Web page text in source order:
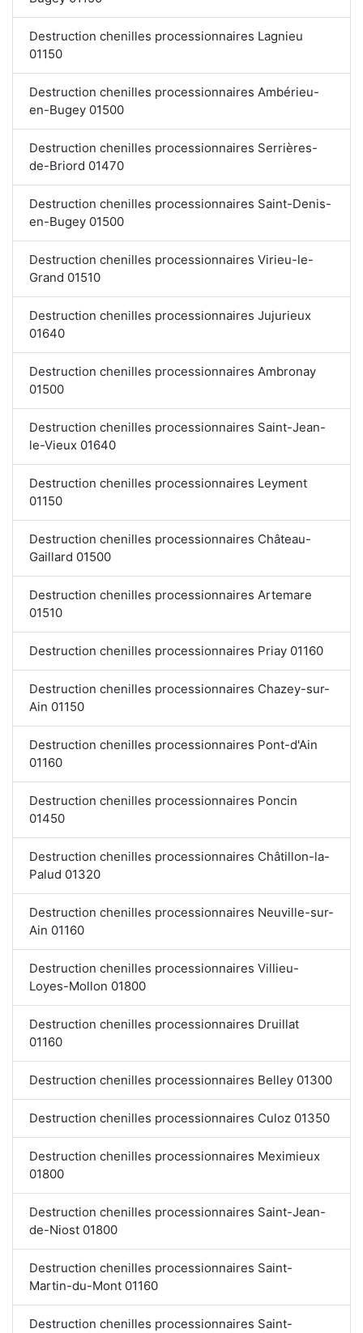
Destruction chenilles processionnaires Lagnieu
01150
Destruction chenilles processionnaires Ambérieu-
en-Bugey 01500
Destruction chenilles processionnaires Serrières-
de-Briord 01470
Destruction chenilles processionnaires Saint-Denis-
en-Bugey 01500
Destruction chenilles processionnaires Virieu-le-
Grand 01510
Destruction chenilles processionnaires Jujurieux
01640
Destruction chenilles processionnaires Ambronay
01500
Destruction chenilles processionnaires Saint-Jean-
le-Vieux 01640
Destruction chenilles processionnaires Leyment
01150
Destruction chenilles processionnaires Château-
Gaillard 01500
Destruction chenilles processionnaires Artemare
01510
Destruction chenilles processionnaires Priay 01160
Destruction chenilles processionnaires Chazey-sur-
Ain 01150
Destruction chenilles processionnaires Pont-d'Ain
01160
Destruction chenilles processionnaires Poncin
01450
Destruction chenilles processionnaires Châtillon-la-
Palud 01320
Destruction chenilles processionnaires Neuville-sur-
Ain 01160
Destruction chenilles processionnaires Villieu-
Loyes-Mollon 01800
Destruction chenilles processionnaires Druillat
01160
Destruction chenilles processionnaires Belley 01300
Destruction chenilles processionnaires Culoz 01350
Destruction chenilles processionnaires Meximieux
01800
Destruction chenilles processionnaires Saint-Jean-
de-Niost 01800
Destruction chenilles processionnaires Saint-
Martin-du-Mont 01160
Destruction chenilles processionnaires Saint-